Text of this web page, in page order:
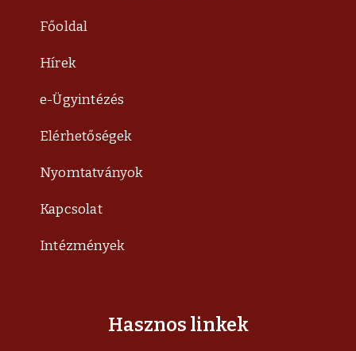
Hasznos linkek
Főoldal
Hírek
e-Ügyintézés
Elérhetőségek
Nyomtatványok
Kapcsolat
Intézmények